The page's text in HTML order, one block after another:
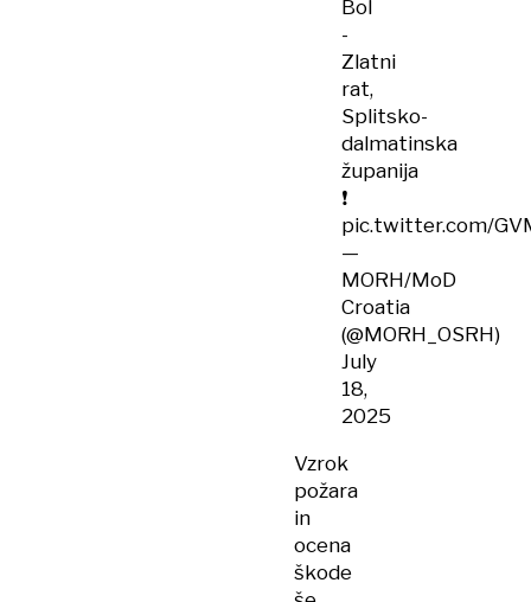
Bol
-
Zlatni
rat,
Splitsko-
dalmatinska
županija
❗️
pic.twitter.com/
—
MORH/MoD
Croatia
(@MORH_OSRH)
July
18,
2025
Vzrok
požara
in
ocena
škode